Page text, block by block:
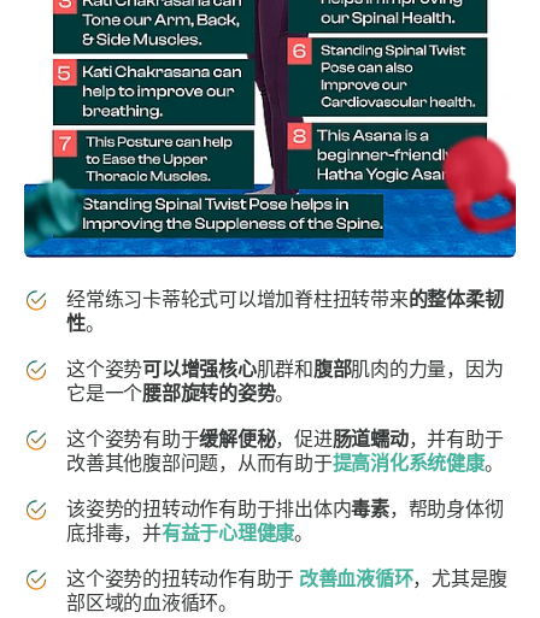
经常练习卡蒂轮式可以增加脊柱扭转带来的整体柔韧
性。
这个姿势可以增强核心肌群和腹部肌肉的力量，因为
它是一个腰部旋转的姿势。
这个姿势有助于缓解便秘，促进肠道蠕动，并有助于
改善其他腹部问题，从而有助于提高消化系统健康。
该姿势的扭转动作有助于排出体内毒素，帮助身体彻
底排毒，并有益于心理健康。
这个姿势的扭转动作有助于 改善血液循环，尤其是腹
部区域的血液循环。